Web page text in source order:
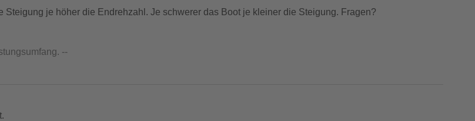
je höher die Endrehzahl. Je schwerer das Boot je kleiner die Steigung. Fragen?
--